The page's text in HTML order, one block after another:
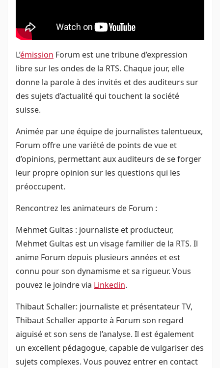
L’émission Forum est une tribune d’expression
libre sur les ondes de la RTS. Chaque jour, elle
donne la parole à des invités et des auditeurs sur
des sujets d’actualité qui touchent la société
suisse.
Animée par une équipe de journalistes talentueux,
Forum offre une variété de points de vue et
d’opinions, permettant aux auditeurs de se forger
leur propre opinion sur les questions qui les
préoccupent.
Rencontrez les animateurs de Forum :
Mehmet Gultas : journaliste et producteur,
Mehmet Gultas est un visage familier de la RTS. Il
anime Forum depuis plusieurs années et est
connu pour son dynamisme et sa rigueur. Vous
pouvez le joindre via Linkedin.
Thibaut Schaller: journaliste et présentateur TV,
Thibaut Schaller apporte à Forum son regard
aiguisé et son sens de l’analyse. Il est également
un excellent pédagogue, capable de vulgariser des
sujets complexes. Vous pouvez entrer en contact